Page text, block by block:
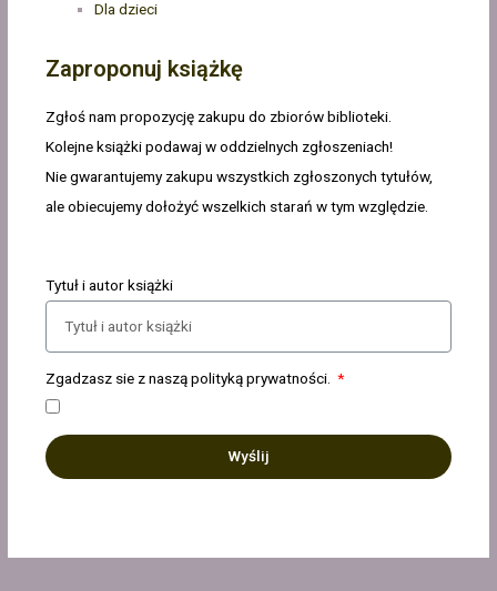
Dla dzieci
Zaproponuj książkę
Zgłoś nam propozycję zakupu do zbiorów biblioteki.
Kolejne książki podawaj w oddzielnych zgłoszeniach!
Nie gwarantujemy zakupu wszystkich zgłoszonych tytułów,
ale obiecujemy dołożyć wszelkich starań w tym względzie.
Tytuł i autor książki
Zgadzasz sie z naszą polityką prywatności.
Wyślij